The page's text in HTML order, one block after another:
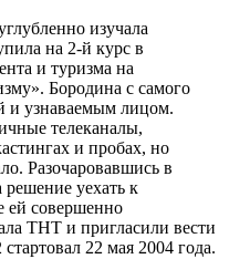
изучала
на 2-й курс в
и туризма на
Бородина с самого
и узнаваемым лицом.
телеканалы,
и пробах, но
Разочаровавшись в
уехать к
ей совершенно
ТНТ и пригласили вести
22 мая 2004 года.